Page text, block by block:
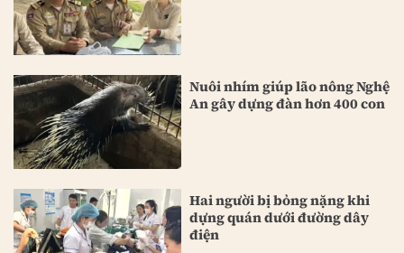
Nuôi nhím giúp lão nông Nghệ
An gây dựng đàn hơn 400 con
Hai người bị bỏng nặng khi
dựng quán dưới đường dây
điện